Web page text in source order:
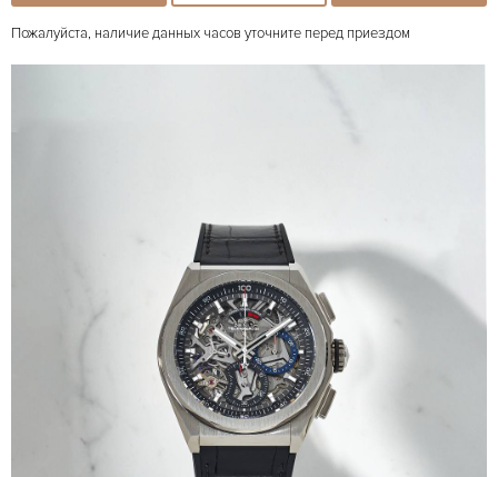
Пожалуйста, наличие данных часов уточните перед приездом